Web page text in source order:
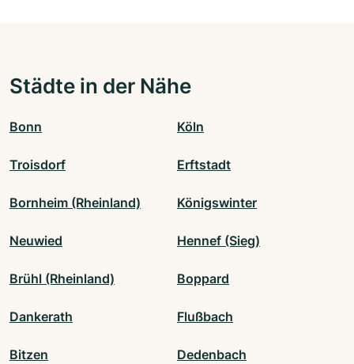
Städte in der Nähe
Bonn Köln
Troisdorf Erftstadt
Bornheim (Rheinland) Königswinter
Neuwied Hennef (Sieg)
Brühl (Rheinland) Boppard
Dankerath Flußbach
Bitzen Dedenbach